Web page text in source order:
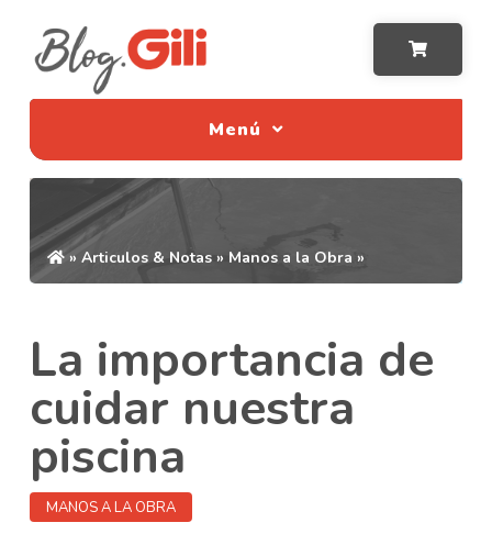
Menú
»Articulos & Notas » Manos a la Obra »
La importancia de
cuidar nuestra
piscina
MANOS A LA OBRA